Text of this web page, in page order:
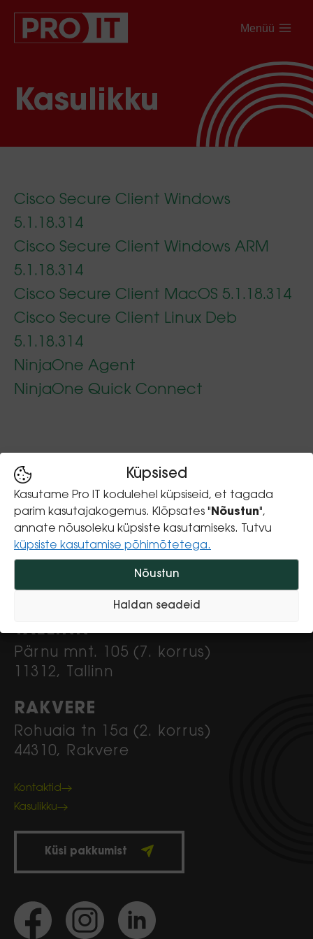
Küpsised
Kasutame Pro IT kodulehel küpsiseid, et tagada
parim kasutajakogemus. Klõpsates " Nõustun",
annate nõusoleku küpsiste kasutamiseks. Tutvu
küpsiste kasutamise põhimõtetega.
Nõustun
Haldan seadeid
Menüü
Kasulikku
Cisco Secure Client Windows
5.1.18.314
Cisco Secure Client Windows ARM
5.1.18.314
Cisco Secure Client MacOS 5.1.18.314
Cisco Secure Client Linux Deb
5.1.18.314
NinjaOne Agent
NinjaOne Quick Connect
Pro IT Teenused OÜ
hooldus@proit.ee
+372 682 5770
TALLINN
Pärnu mnt. 105 (7. korrus)
11312, Tallinn
RAKVERE
Rohuaia tn 15a (2. korrus)
44310, Rakvere
Kontaktid
Kasulikku
Küsi pakkumist